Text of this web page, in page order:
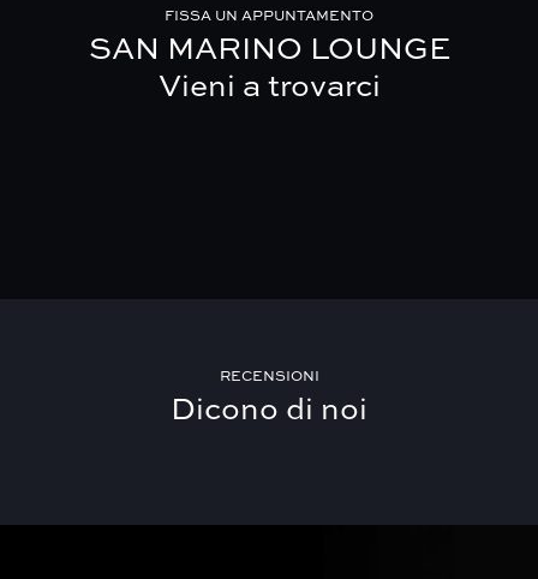
FISSA UN APPUNTAMENTO
SAN MARINO LOUNGE
Vieni a trovarci
RECENSIONI
Dicono di noi